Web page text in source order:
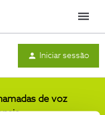
Menu
Iniciar sessão
de voz